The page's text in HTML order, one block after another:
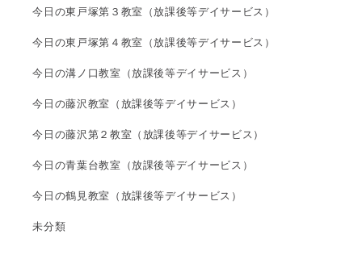
今日の東戸塚第３教室（放課後等デイサービス）
今日の東戸塚第４教室（放課後等デイサービス）
今日の溝ノ口教室（放課後等デイサービス）
今日の藤沢教室（放課後等デイサービス）
今日の藤沢第２教室（放課後等デイサービス）
今日の青葉台教室（放課後等デイサービス）
今日の鶴見教室（放課後等デイサービス）
未分類